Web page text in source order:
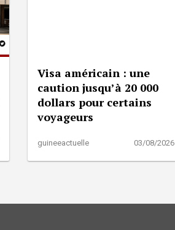
Visa américain : une
caution jusqu’à 20 000
dollars pour certains
voyageurs
guineeactuelle 03/08/2026